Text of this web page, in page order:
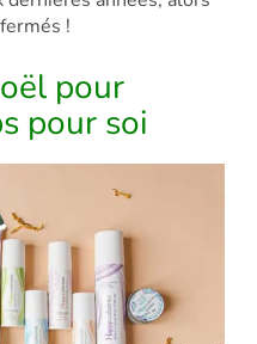
!
pour
pour soi